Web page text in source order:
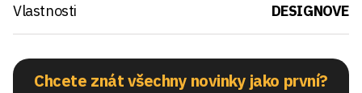
Vlastnosti DESIGNOVE
Chcete znát všechny novinky jako první?